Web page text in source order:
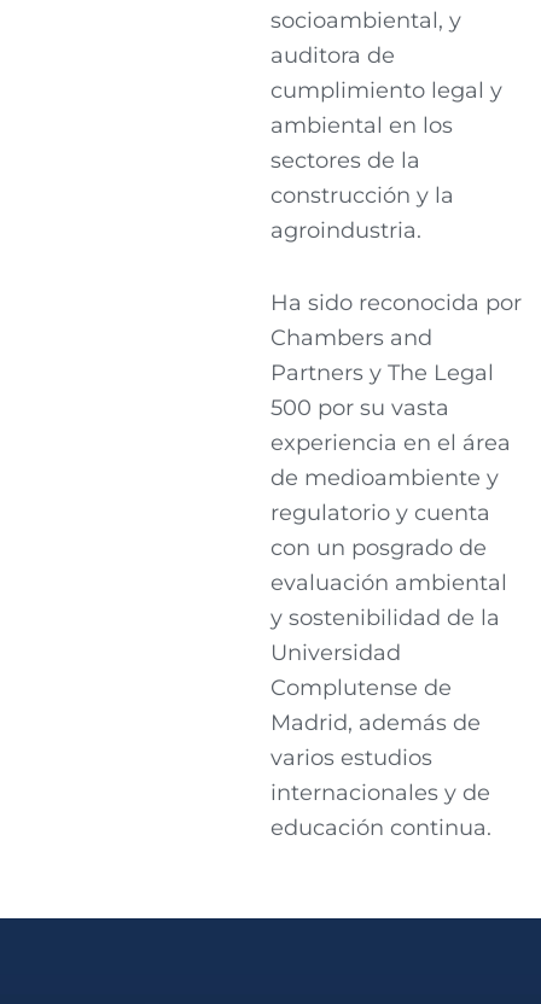
socioambiental, y
auditora de
cumplimiento legal y
ambiental en los
sectores de la
construcción y la
agroindustria.
Ha sido reconocida por
Chambers and
Partners y The Legal
500 por su vasta
experiencia en el área
de medioambiente y
regulatorio y cuenta
con un posgrado de
evaluación ambiental
y sostenibilidad de la
Universidad
Complutense de
Madrid, además de
varios estudios
internacionales y de
educación continua.